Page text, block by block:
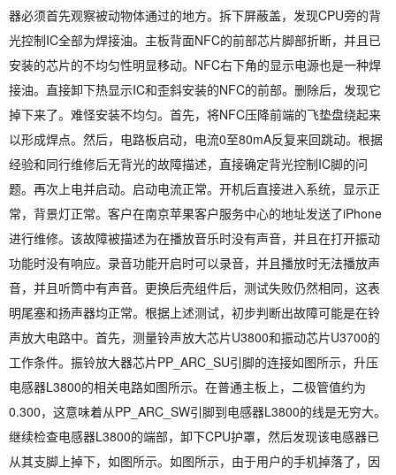
器必须首先观察被动物体通过的地方。拆下屏蔽盖，发现CPU旁的背
光控制IC全部为焊接油。主板背面NFC的前部芯片脚部折断，并且已
安装的芯片的不均匀性明显移动。NFC右下角的显示电源也是一种焊
接油。直接卸下热显示IC和歪斜安装的NFC的前部。删除后，发现它
掉下来了。难怪安装不均匀。首先，将NFC压降前端的飞垫盘绕起来
以形成焊点。然后，电路板启动，电流0至80mA反复来回跳动。根据
经验和同行维修后无背光的故障描述，直接确定背光控制IC脚的问
题。再次上电并启动。启动电流正常。开机后直接进入系统，显示正
常，背景灯正常。客户在南京苹果客户服务中心的地址发送了iPhone
进行维修。该故障被描述为在播放音乐时没有声音，并且在打开振动
功能时没有响应。录音功能开启时可以录音，并且播放时无法播放声
音，并且听筒中有声音。更换后壳组件后，测试失败仍然相同，这表
明尾塞和扬声器均正常。根据上述测试，初步判断出故障可能是在铃
声放大电路中。首先，测量铃声放大芯片U3800和振动芯片U3700的
工作条件。振铃放大器芯片PP_ARC_SU引脚的连接如图所示，升压
电感器L3800的相关电路如图所示。在普通主板上，二极管值约为
0.300，这意味着从PP_ARC_SW引脚到电感器L3800的线是无穷大。
继续检查电感器L3800的端部，卸下CPU护罩，然后发现该电感器已
从其支脚上掉下，如图所示。如图所示，由于用户的手机掉落了，因